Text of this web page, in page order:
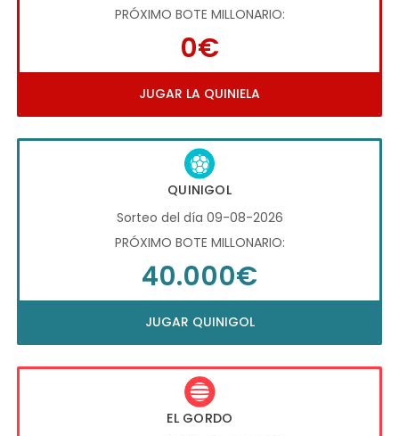
PRÓXIMO BOTE MILLONARIO:
0€
JUGAR LA QUINIELA
QUINIGOL
Sorteo del día 09-08-2026
PRÓXIMO BOTE MILLONARIO:
40.000€
JUGAR QUINIGOL
EL GORDO